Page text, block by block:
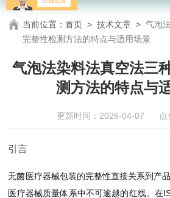
当前位置：首页 >技术文章 >气泡
完整性检测方法的特点与适用场景
气泡法染料法真空法三
测方法的特点与
更新时间：2026-04-07 点
引言
无菌医疗器械包装的完整性直接关系到产
医疗器械质量体系中不可逾越的红线。在